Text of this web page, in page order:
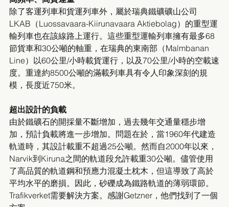
除了客運列車和貨運列車外，屬於瑞典鐵礦礦山公司
LKAB（Luossavaara-Kiirunavaara Aktiebolag）的重型運
輸列車也在該線路上運行。這些重型運輸列車擁有最多68
節貨車和30公噸的軸重，在瑞典的東南部（Malmbanan
Line）以60公里/小時載貨運行，以及70公里/小時的空載速
度。重達約8500公噸的滿載列車具有令人印象深刻的規
模，長度近750米。
超出設計的負載
由於鐵礦石的開採量不斷增加，過去幾年交通量穩步增
加，預計負載將進一步增加。問題在於，當1960年代建造
軌道時，其設計載重不超過25公噸。然而自2000年以來，
Narvik到Kiruna之間的軌道段允許載重30公噸。儘管使用
了高品質的軌道鋼和預應力混凝土枕木，但這導致了高於
平均水平的磨損。因此，砂礫成為鐵路軌道的薄弱環節。
Trafikverket需要解決方案。感謝Getzner，他們找到了一個